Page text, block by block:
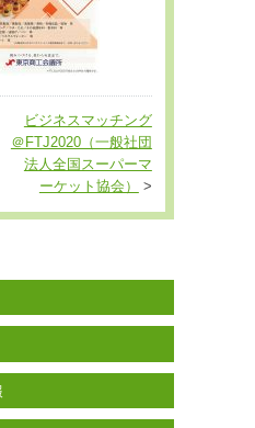
ビジネスマッチング
＠FTJ2020（一般社団
法人全国スーパーマ
ーケット協会）
>